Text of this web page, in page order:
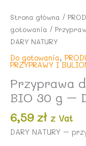
Strona główna /
gotowania /
DARY NATURY
Do gotowania,
PRZYPRAWY I
Przyprawa
BIO 30 g –
6,59 zł z Vat
DARY NATURY –